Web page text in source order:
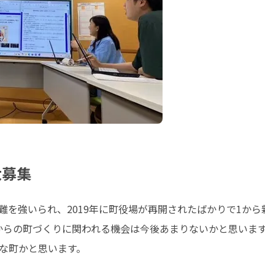
集
強いられ、2019年に町役場が再開されたばかりで1から
の町づくりに関われる機会は今後あまりないかと思いま
かと思います。